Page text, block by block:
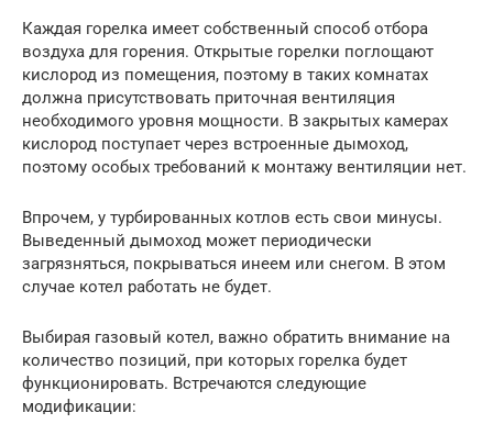
Каждая горелка имеет собственный способ отбора
воздуха для горения. Открытые горелки поглощают
кислород из помещения, поэтому в таких комнатах
должна присутствовать приточная вентиляция
необходимого уровня мощности. В закрытых камерах
кислород поступает через встроенные дымоход,
поэтому особых требований к монтажу вентиляции нет.
Впрочем, у турбированных котлов есть свои минусы.
Выведенный дымоход может периодически
загрязняться, покрываться инеем или снегом. В этом
случае котел работать не будет.
Выбирая газовый котел, важно обратить внимание на
количество позиций, при которых горелка будет
функционировать. Встречаются следующие
модификации: